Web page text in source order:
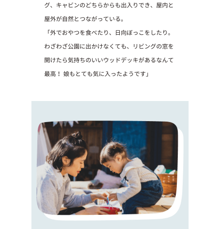
グ、キャビンのどちらからも出入りでき、屋内と
屋外が自然とつながっている。
「外でおやつを食べたり、日向ぼっこをしたり。
わざわざ公園に出かけなくても、リビングの窓を
開けたら気持ちのいいウッドデッキがあるなんて
最高！ 娘もとても気に入ったようです」